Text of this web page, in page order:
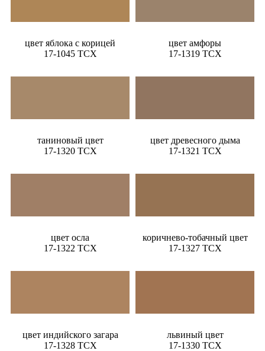
цвет яблока с корицей
17-1045 TCX
цвет амфоры
17-1319 TCX
таниновый цвет
17-1320 TCX
цвет древесного дыма
17-1321 TCX
цвет осла
17-1322 TCX
коричнево-тобачный цвет
17-1327 TCX
цвет индийского загара
17-1328 TCX
львиный цвет
17-1330 TCX